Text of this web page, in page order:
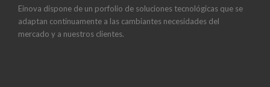
Einova dispone de un porfolio de soluciones tecnológicas que se
adaptan continuamente a las cambiantes necesidades del
mercado y a nuestros clientes.